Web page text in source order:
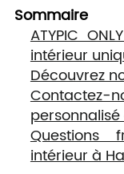
Sommaire
ATYPIC
intérieur
Découvrez
Questions
intérieur à